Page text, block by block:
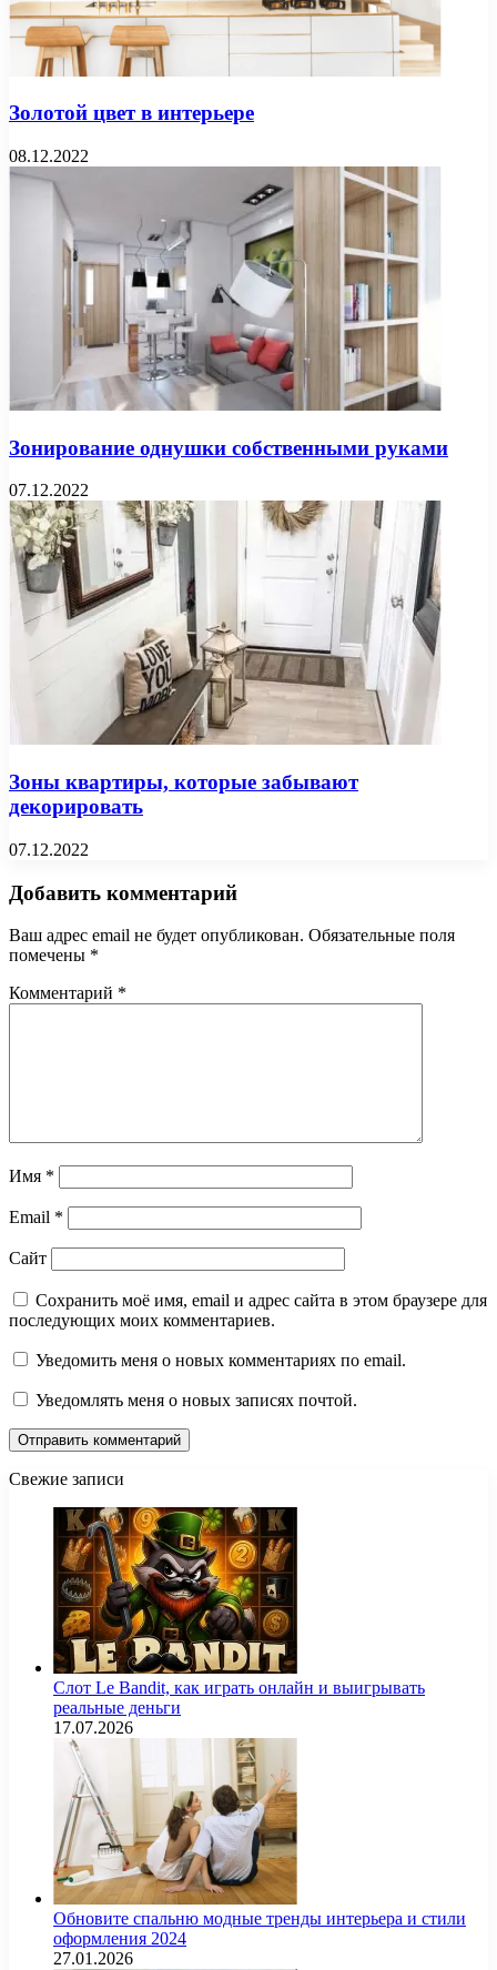
Золотой цвет в интерьере
08.12.2022
Зонирование однушки собственными руками
07.12.2022
Зоны квартиры, которые забывают
декорировать
07.12.2022
Добавить комментарий
Ваш адрес email не будет опубликован. Обязательные поля
помечены *
Комментарий *
Имя *
Email *
Сайт
Сохранить моё имя, email и адрес сайта в этом браузере для
последующих моих комментариев.
Уведомить меня о новых комментариях по email.
Уведомлять меня о новых записях почтой.
Свежие записи
Слот Le Bandit, как играть онлайн и выигрывать
реальные деньги
17.07.2026
Обновите спальню модные тренды интерьера и стили
оформления 2024
27.01.2026